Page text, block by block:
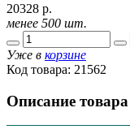
20328 р.
менее 500 шт.
Уже в корзине
Код товара: 21562
Описание товара